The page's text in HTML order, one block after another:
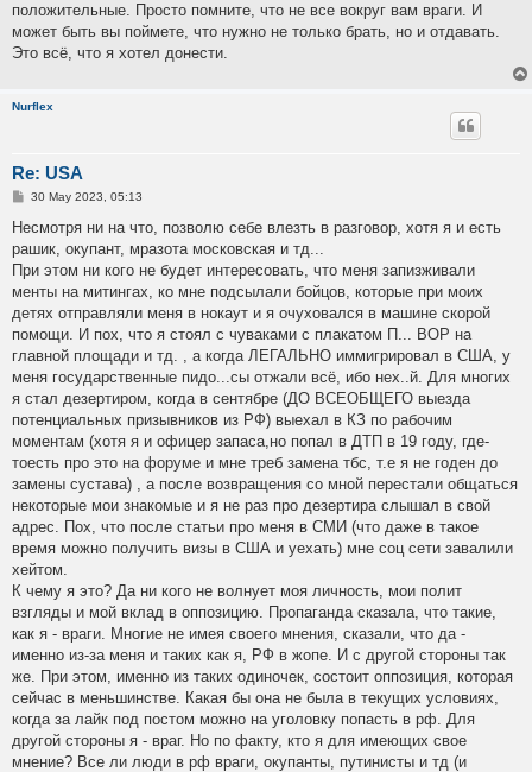
положительные. Просто помните, что не все вокруг вам враги. И
может быть вы поймете, что нужно не только брать, но и отдавать.
Это всё, что я хотел донести.
Nurflex
Re: USA
P
s
30 May 2023, 05:13
Несмотря ни на что, позволю себе влезть в разговор, хотя я и есть
рашик, окупант, мразота московская и тд...
При этом ни кого не будет интересовать, что меня запизживали
менты на митингах, ко мне подсылали бойцов, которые при моих
детях отправляли меня в нокаут и я очуховался в машине скорой
помощи. И пох, что я стоял с чуваками с плакатом П... ВОР на
главной площади и тд. , а когда ЛЕГАЛЬНО иммигрировал в США, у
меня государственные пидо...сы отжали всё, ибо нех..й. Для многих
я стал дезертиром, когда в сентябре (ДО ВСЕОБЩЕГО выезда
потенциальных призывников из РФ) выехал в КЗ по рабочим
моментам (хотя я и офицер запаса,но попал в ДТП в 19 году, где-
тоесть про это на форуме и мне треб замена тбс, т.е я не годен до
замены сустава) , а после возвращения со мной перестали общаться
некоторые мои знакомые и я не раз про дезертира слышал в свой
адрес. Пох, что после статьи про меня в СМИ (что даже в такое
время можно получить визы в США и уехать) мне соц сети завалили
хейтом.
К чему я это? Да ни кого не волнует моя личность, мои полит
взгляды и мой вклад в оппозицию. Пропаганда сказала, что такие,
как я - враги. Многие не имея своего мнения, сказали, что да -
именно из-за меня и таких как я, РФ в жопе. И с другой стороны так
же. При этом, именно из таких одиночек, состоит оппозиция, которая
сейчас в меньшинстве. Какая бы она не была в текущих условиях,
когда за лайк под постом можно на уголовку попасть в рф. Для
другой стороны я - враг. Но по факту, кто я для имеющих свое
мнение? Все ли люди в рф враги, окупанты, путинисты и тд (и